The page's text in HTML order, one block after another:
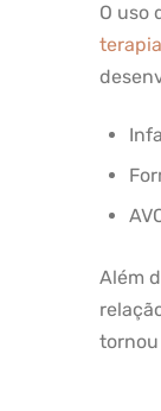
O uso
Além
tornou